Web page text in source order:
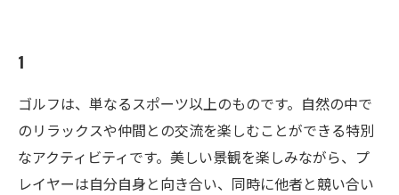
1
ゴルフは、単なるスポーツ以上のものです。自然の中で
のリラックスや仲間との交流を楽しむことができる特別
なアクティビティです。美しい景観を楽しみながら、プ
レイヤーは自分自身と向き合い、同時に他者と競い合い